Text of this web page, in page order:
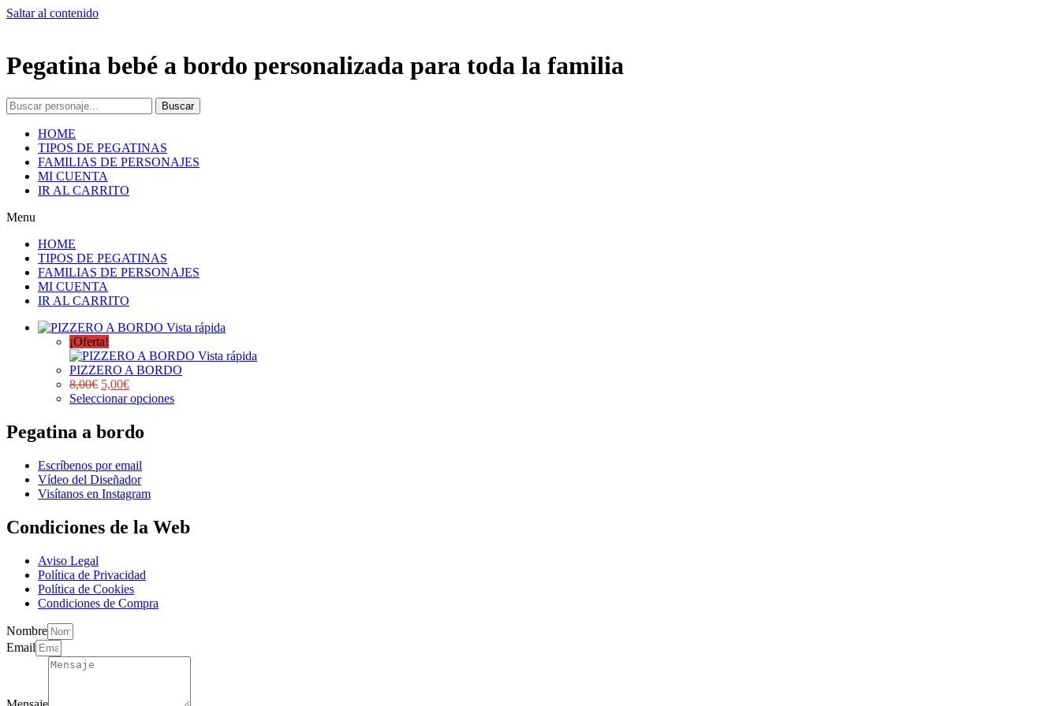
Saltar al contenido
Pegatina bebé a bordo personalizada para toda la familia
Buscar
HOME
TIPOS DE PEGATINAS
FAMILIAS DE PERSONAJES
MI CUENTA
IR AL CARRITO
Menu
HOME
TIPOS DE PEGATINAS
FAMILIAS DE PERSONAJES
MI CUENTA
IR AL CARRITO
Vista rápida
¡Oferta!
Vista rápida
PIZZERO A BORDO
8,00€ 5,00€
Seleccionar opciones
Pegatina a bordo
Escríbenos por email
Vídeo del Diseñador
Visítanos en Instagram
Condiciones de la Web
Aviso Legal
Política de Privacidad
Política de Cookies
Condiciones de Compra
Nombre
Email